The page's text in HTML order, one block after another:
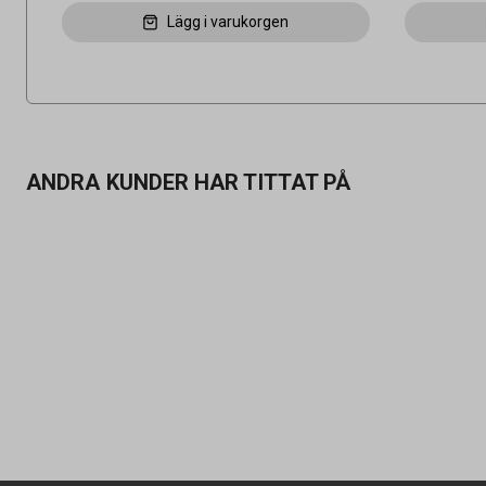
Lägg i varukorgen
ANDRA KUNDER HAR TITTAT PÅ